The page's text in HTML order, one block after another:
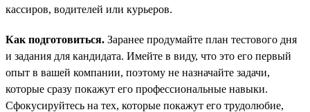
кассиров, водителей или курьеров.
Как подготовиться. Заранее продумайте план тестового дня
и задания для кандидата. Имейте в виду, что это его первый
опыт в вашей компании, поэтому не назначайте задачи,
которые сразу покажут его профессиональные навыки.
Сфокусируйтесь на тех, которые покажут его трудолюбие,